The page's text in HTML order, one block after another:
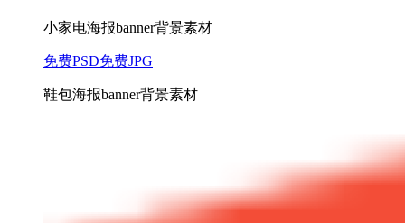
小家电海报banner背景素材
免费PSD免费JPG
鞋包海报banner背景素材